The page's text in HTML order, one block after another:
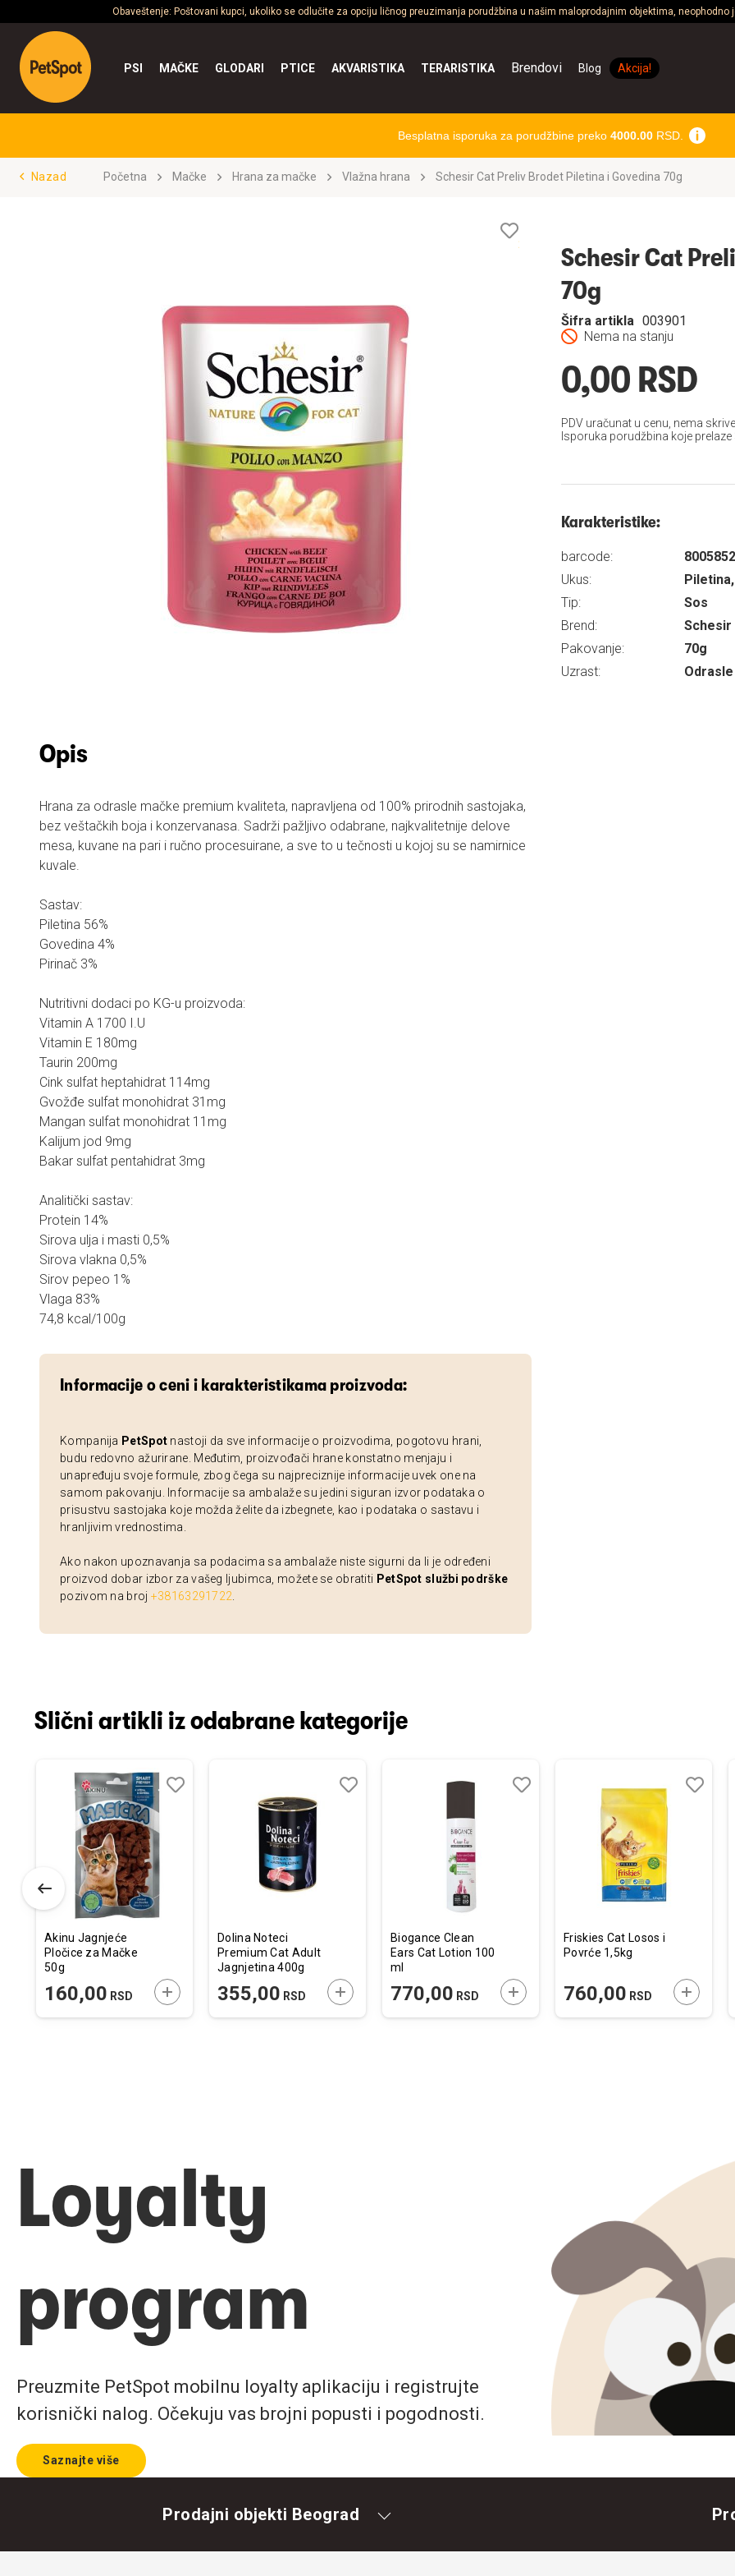
Obaveštenje: Poštovani kupci, ukoliko se odlučite za opciju ličnog preuzimanja porudžbina u našim maloprodajnim objektima,
PSI MAČKE GLODARI PTICE AKVARISTIKA TERARISTIKA Brendovi Blog Akcija!
Besplatna isporuka za porudžbine preko 4000.00RSD.
Nazad Početna Mačke Hrana za mačke Vlažna hrana Schesir Cat Preliv Brodet Piletina i Govedina 70g
Opis
Hrana za odrasle mačke premium kvaliteta, napravljena od 100% prirodnih sastojaka,
bez veštačkih boja i konzervanasa. Sadrži pažljivo odabrane, najkvalitetnije delove
mesa, kuvane na pari i ručno procesuirane, a sve to u tečnosti u kojoj su se namirnice
kuvale.
Sastav:
Piletina 56%
Govedina 4%
Pirinač 3%
Nutritivni dodaci po KG-u proizvoda:
Vitamin A 1700 I.U
Vitamin E 180mg
Taurin 200mg
Cink sulfat heptahidrat 114mg
Gvožđe sulfat monohidrat 31mg
Mangan sulfat monohidrat 11mg
Kalijum jod 9mg
Bakar sulfat pentahidrat 3mg
Analitički sastav:
Protein 14%
Sirova ulja i masti 0,5%
Sirova vlakna 0,5%
Sirov pepeo 1%
Vlaga 83%
74,8 kcal/100g
Informacije o ceni i karakteristikama proizvoda:
Kompanija PetSpot nastoji da sve informacije o proizvodima, pogotovu hrani,
budu redovno ažurirane. Međutim, proizvođači hrane konstatno menjaju i
unapređuju svoje formule, zbog čega su najpreciznije informacije uvek one na
samom pakovanju. Informacije sa ambalaže su jedini siguran izvor podataka o
prisustvu sastojaka koje možda želite da izbegnete, kao i podataka o sastavu i
hranljivim vrednostima.
Ako nakon upoznavanja sa podacima sa ambalaže niste sigurni da li je određeni
proizvod dobar izbor za vašeg ljubimca, možete se obratiti PetSpot službi podrške
pozivom na broj +38163291722
želja
Schesir Cat
70g
Nema na stanju
Šifra artikla 003901
0,00 RSD
PDV uračunat u cenu, nema
Isporuka porudžbina koje
Karakteristike:
barcode:
Ukus:
Tip:
Sos
Brend:
Schesir
Pakovanje:
70g
Uzrast:
Slični artikli iz odabrane kategorije
U KORPU
Akinu Jagnjeće
Pločice za Mačke
50g
160,00 RSD DODAJTE U KORPU
Dolina Noteci
Premium Cat Adult
Jagnjetina 400g
355,00 RSD DODAJTE U KORPU
Biogance Clean
Ears Cat Lotion 100
ml
770,00 RSD DODAJTE U KORPU
Friskies Cat Losos i
Povrće 1,5kg
760,00 RSD
Loyalty
program
Preuzmite PetSpot mobilnu loyalty aplikaciju i registrujte
korisnički nalog. Očekuju vas brojni popusti i pogodnosti.
Saznajte više
Prodajni objekti Beograd